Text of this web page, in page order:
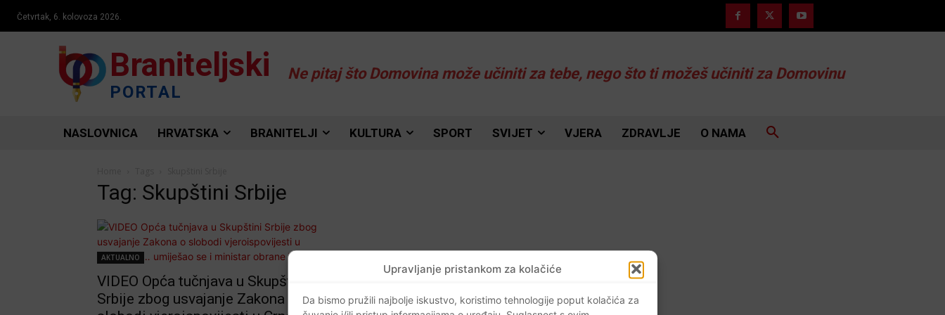
Upravljanje pristankom za kolačiće
Da bismo pružili najbolje iskustvo, koristimo tehnologije poput kolačića za
Četvrtak, 6. kolovoza 2026.
Braniteljski
PORTAL
Ne pitaj što Domovina može učiniti za tebe, nego što ti možeš učiniti za Domovinu
NASLOVNICA HRVATSKA BRANITELJI KULTURA SPORT SVIJET VJERA ZDRAVLJE O NAMA
Tag: Skupštini Srbije
AKTUALNO
VIDEO Opća tučnjava u Skupštini
Srbije zbog usvajanje Zakona o